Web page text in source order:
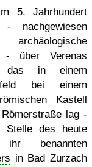
5. Jahrhundert
- nachgewiesen
archäologische
- über Verenas
das in einem
bei einem
Kastell
lag -
Stelle des heute
benannten
in Bad Zurzach